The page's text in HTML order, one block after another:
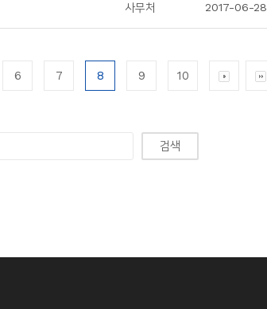
사무처 2017-06-28
6 7 8 9 10